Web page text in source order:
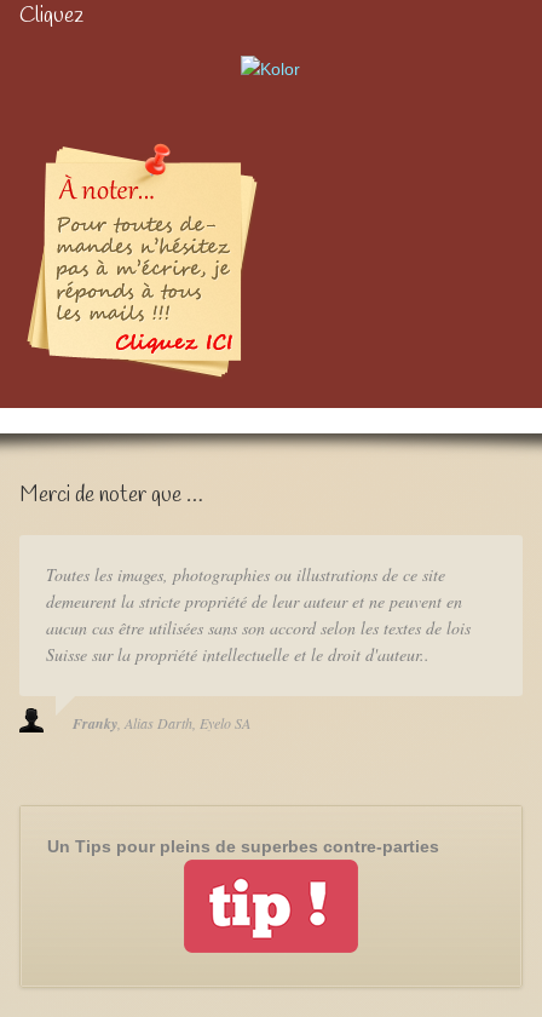
Cliquez
Merci de noter que …
Toutes les images, photographies ou illustrations de ce site
demeurent la stricte propriété de leur auteur et ne peuvent en
aucun cas être utilisées sans son accord selon les textes de lois
Suisse sur la propriété intellectuelle et le droit d'auteur..
Franky Alias Darth Eyelo SA
Un Tips pour pleins de superbes contre-parties